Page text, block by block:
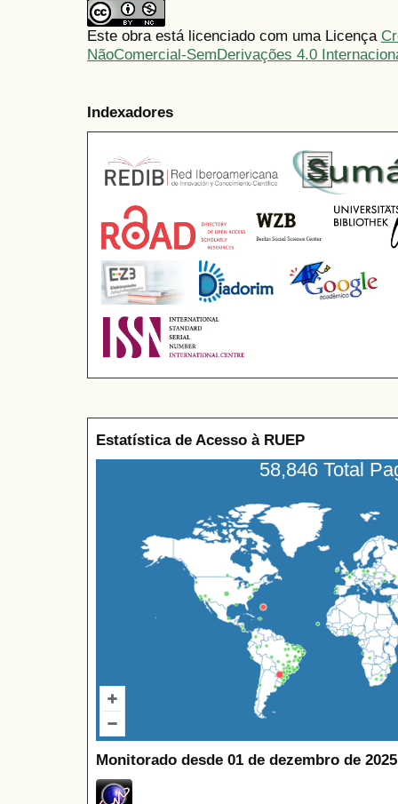
Este obra está licenciado com uma Licença
NãoComercial-SemDerivações 4.0
Indexadores
Estatística de Acesso à RUEP
58,846 Total
Monitorado desde 01 de dezembro de